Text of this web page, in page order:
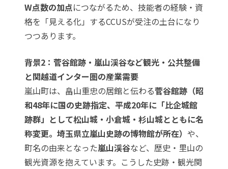
W点数の加点につながるため、技能者の経験・資
格を「見える化」するCCUSが受注の土台になり
つつあります。
背景2：菅谷館跡・嵐山渓谷など観光・公共整備
と関越道インター圏の産業需要
嵐山町は、畠山重忠の居館と伝わる菅谷館跡（昭
和48年に国の史跡指定、平成20年に「比企城館
跡群」として松山城・小倉城・杉山城とともに名
称変更。 埼玉県立嵐山史跡の博物館が所在） や、
町名の由来となった嵐山渓谷など、歴史・里山の
観光資源を抱えています。こうした史跡・観光関